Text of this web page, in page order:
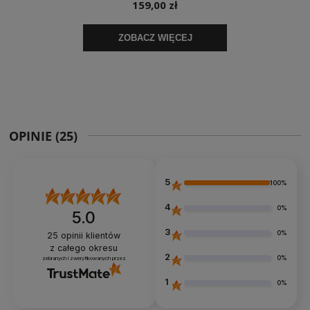
OPINIE (25)
5.0
25 opinii klientów
z całego okresu
zebranych i zweryfikowanych przez
5 100%
4 0%
3 0%
2 0%
1 0%